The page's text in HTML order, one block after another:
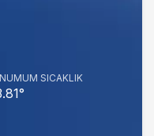
SICAKLIK